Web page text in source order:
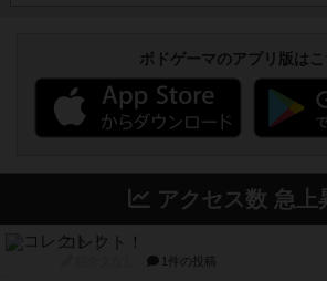
ボドゲーマのアプリ版はこ
アクセス数 急上
コレクト！
1件の投稿